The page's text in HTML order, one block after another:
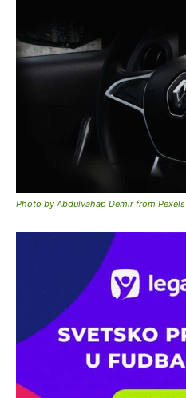
Photo by Abdulvahap Demir from Pexels